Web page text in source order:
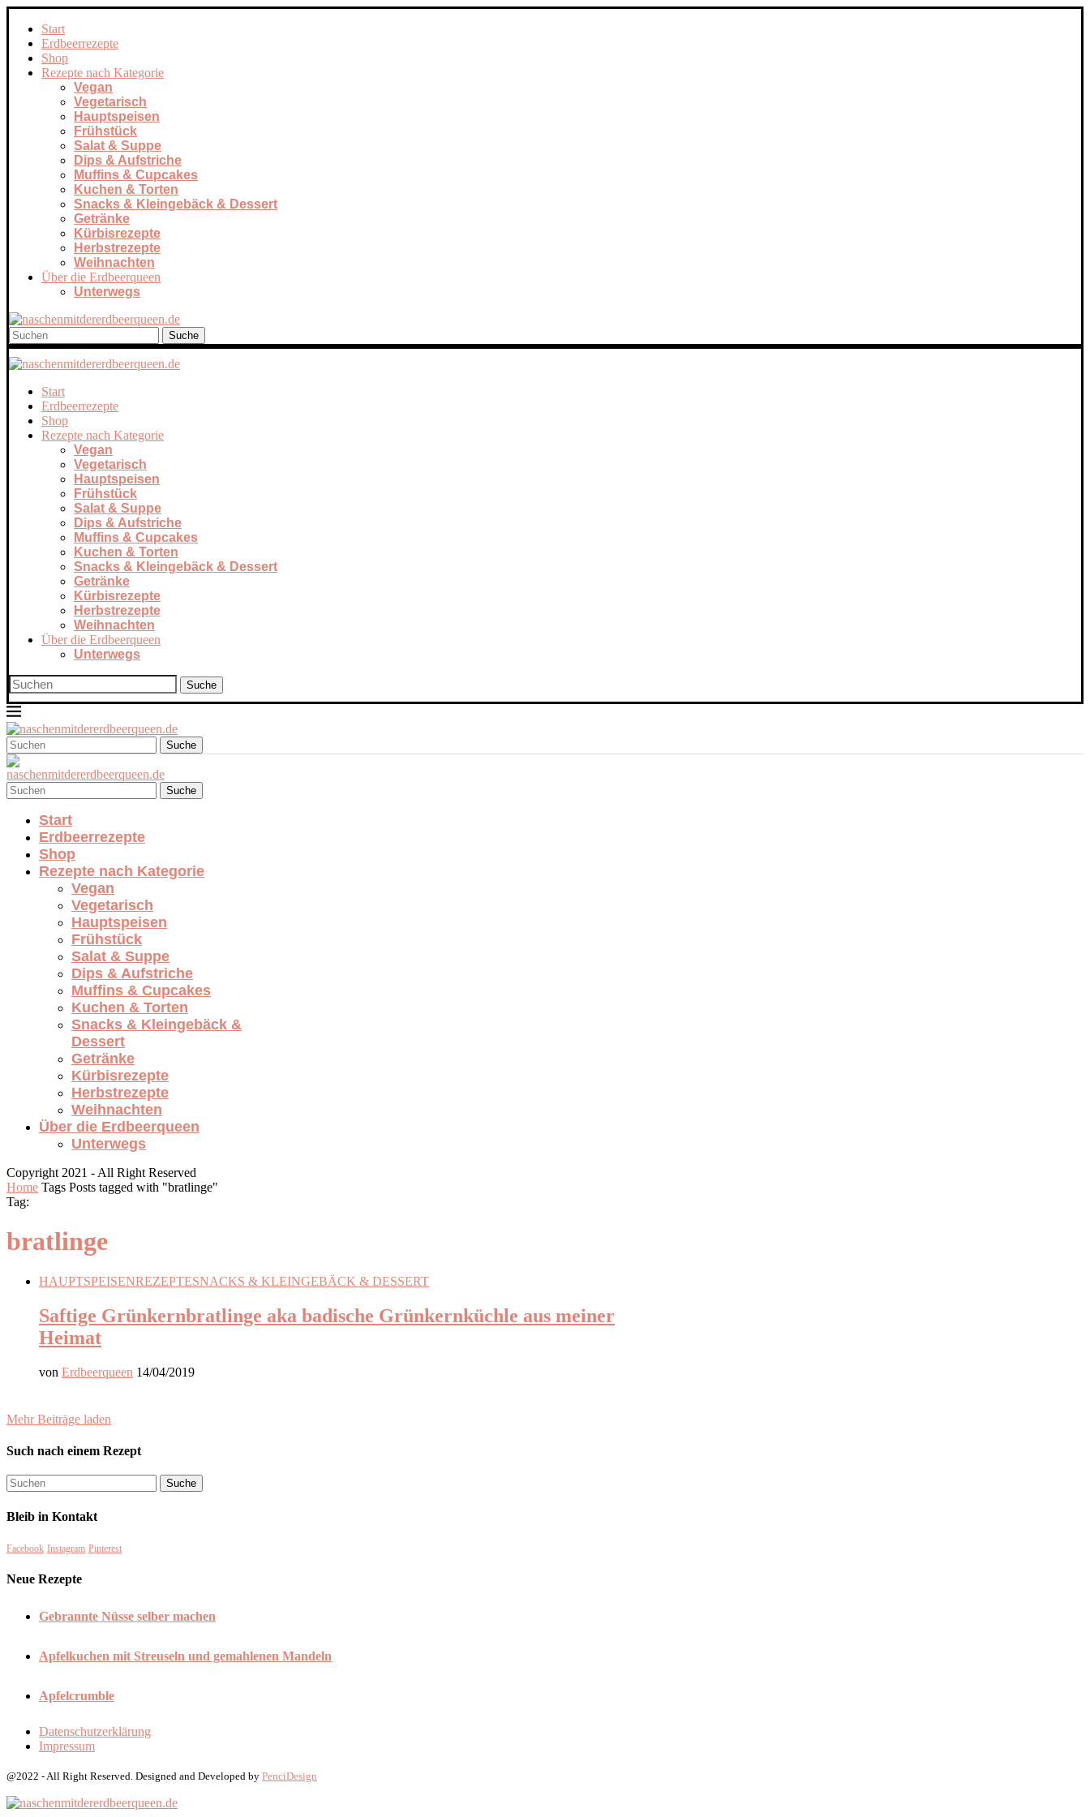
Start
Erdbeerrezepte
Shop
Rezepte nach Kategorie
Vegan
Vegetarisch
Hauptspeisen
Frühstück
Salat & Suppe
Dips & Aufstriche
Muffins & Cupcakes
Kuchen & Torten
Snacks & Kleingebäck & Dessert
Getränke
Kürbisrezepte
Herbstrezepte
Weihnachten
Über die Erdbeerqueen
Unterwegs
Suche
Start
Erdbeerrezepte
Shop
Rezepte nach Kategorie
Vegan
Vegetarisch
Hauptspeisen
Frühstück
Salat & Suppe
Dips & Aufstriche
Muffins & Cupcakes
Kuchen & Torten
Snacks & Kleingebäck & Dessert
Getränke
Kürbisrezepte
Herbstrezepte
Weihnachten
Über die Erdbeerqueen
Unterwegs
Suche
Suche
Suche
Start
Erdbeerrezepte
Shop
Rezepte nach Kategorie
Vegan
Vegetarisch
Hauptspeisen
Frühstück
Salat & Suppe
Dips & Aufstriche
Muffins & Cupcakes
Kuchen & Torten
Snacks & Kleingebäck &
Dessert
Getränke
Kürbisrezepte
Herbstrezepte
Weihnachten
Über die Erdbeerqueen
Unterwegs
Copyright 2021 - All Right Reserved
Home Tags Posts tagged with "bratlinge"
Tag:
bratlinge
HAUPTSPEISENREZEPTESNACKS & KLEINGEBÄCK & DESSERT
Saftige Grünkernbratlinge aka badische Grünkernküchle aus meiner
Heimat
von Erdbeerqueen 14/04/2019
Mehr Beiträge laden
Such nach einem Rezept
Bleib in Kontakt
Facebook Instagram Pinterest
Neue Rezepte
Gebrannte Nüsse selber machen
Apfelkuchen mit Streuseln und gemahlenen Mandeln
Apfelcrumble
Datenschutzerklärung
Impressum
@2022 - All Right Reserved. Designed and Developed by PenciDesign